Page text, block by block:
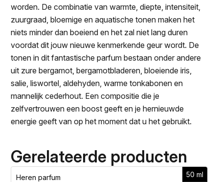
worden. De combinatie van warmte, diepte, intensiteit,
zuurgraad, bloemige en aquatische tonen maken het
niets minder dan boeiend en het zal niet lang duren
voordat dit jouw nieuwe kenmerkende geur wordt. De
tonen in dit fantastische parfum bestaan onder andere
uit zure bergamot, bergamotbladeren, bloeiende iris,
salie, liswortel, aldehyden, warme tonkabonen en
mannelijk cederhout. Een compositie die je
zelfvertrouwen een boost geeft en je hernieuwde
energie geeft van op het moment dat u het gebruikt.
Gerelateerde producten
50 ml
Heren parfum